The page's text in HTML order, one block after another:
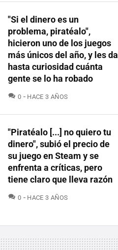
"Si el dinero es un
problema, piratéalo",
hicieron uno de los juegos
más únicos del año, y les da
hasta curiosidad cuánta
gente se lo ha robado
0 COMENTARIOS
HACE 3 AÑOS
"Piratéalo [...] no quiero tu
dinero", subió el precio de
su juego en Steam y se
enfrenta a críticas, pero
tiene claro que lleva razón
0 COMENTARIOS
HACE 3 AÑOS